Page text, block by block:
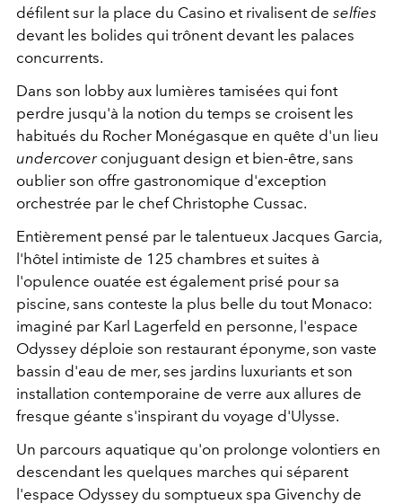
défilent sur la place du Casino et rivalisent de selfies
devant les bolides qui trônent devant les palaces
concurrents.
Dans son lobby aux lumières tamisées qui font
perdre jusqu'à la notion du temps se croisent les
habitués du Rocher Monégasque en quête d'un lieu
undercover conjuguant design et bien-être, sans
oublier son offre gastronomique d'exception
orchestrée par le chef Christophe Cussac.
Entièrement pensé par le talentueux Jacques Garcia,
l'hôtel intimiste de 125 chambres et suites à
l'opulence ouatée est également prisé pour sa
piscine, sans conteste la plus belle du tout Monaco:
imaginé par Karl Lagerfeld en personne, l'espace
Odyssey déploie son restaurant éponyme, son vaste
bassin d'eau de mer, ses jardins luxuriants et son
installation contemporaine de verre aux allures de
fresque géante s'inspirant du voyage d'Ulysse.
Un parcours aquatique qu'on prolonge volontiers en
descendant les quelques marches qui séparent
l'espace Odyssey du somptueux spa Givenchy de